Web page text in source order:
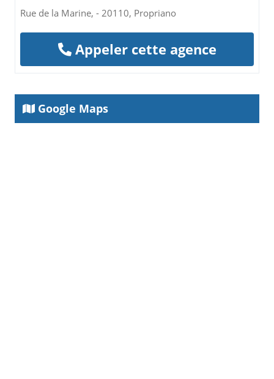
Rue de la Marine, - 20110, Propriano
Appeler cette agence
Google Maps